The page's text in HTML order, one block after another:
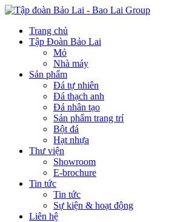
Trang chủ
Tập Đoàn Bảo Lai
Mỏ
Nhà máy
Sản phẩm
Đá tự nhiên
Đá thạch anh
Đá nhân tạo
Sản phẩm trang trí
Bột đá
Hạt nhựa
Thư viện
Showroom
E-brochure
Tin tức
Tin tức
Sự kiện & hoạt động
Liên hệ